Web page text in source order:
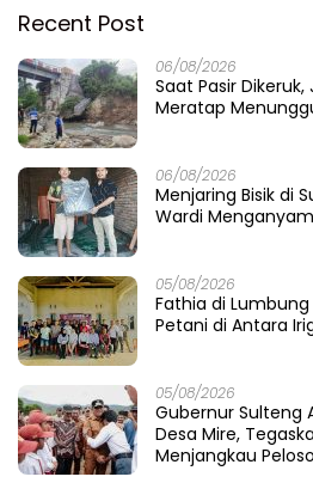
Recent Post
06/08/2026
Saat Pasir
Meratap
06/08/2026
Menjaring Bisik di
Wardi
05/08/2026
Fathia di
Petani di Antara
05/08/2026
Gubernur Sulteng
Desa Mire,
Menjangkau